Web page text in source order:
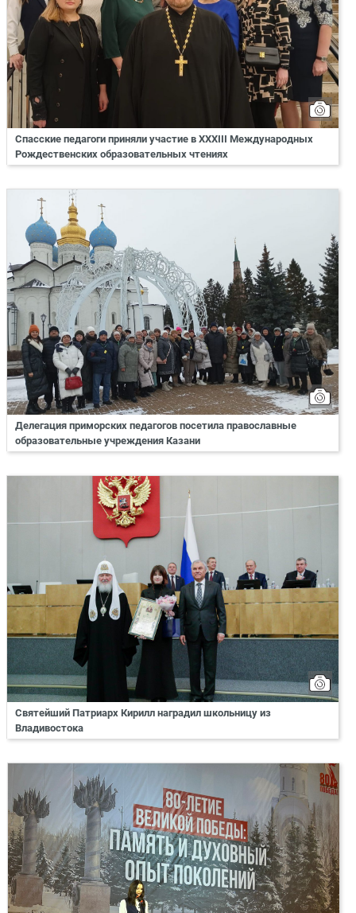
Спасские педагоги приняли участие в XXXIII Международных
Рождественских образовательных чтениях
Делегация приморских педагогов посетила православные
образовательные учреждения Казани
Святейший Патриарх Кирилл наградил школьницу из
Владивостока